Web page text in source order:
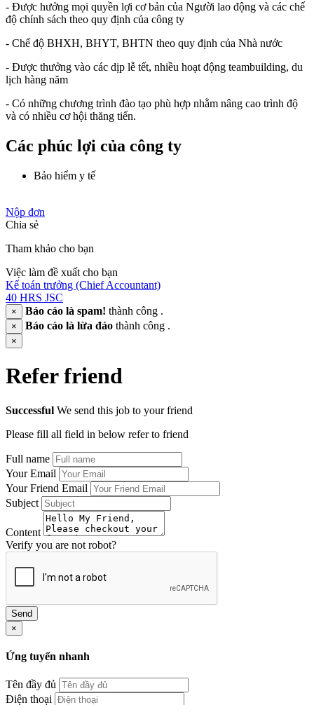
- Được hưởng mọi quyền lợi cơ bản của Người lao động và các chế
độ chính sách theo quy định của công ty
- Chế độ BHXH, BHYT, BHTN theo quy định của Nhà nước
- Được thưởng vào các dịp lễ tết, nhiều hoạt động teambuilding, du
lịch hàng năm
- Có những chương trình đào tạo phù hợp nhằm nâng cao trình độ
và có nhiều cơ hội thăng tiến.
Các phúc lợi của công ty
Bảo hiểm y tế
Nộp đơn
Chia sẻ
Tham khảo cho bạn
Việc làm đề xuất cho bạn
Kế toán trưởng (Chief Accountant)
40 HRS JSC
× Báo cáo là spam! thành công .
× Báo cáo là lừa đảo thành công .
×
Refer friend
Successful We send this job to your friend
Please fill all field in below refer to friend
Full name
Your Email
Your Friend Email
Subject
Content
Verify you are not robot?
Send
×
Ứng tuyển nhanh
Tên đầy đủ
Điện thoại